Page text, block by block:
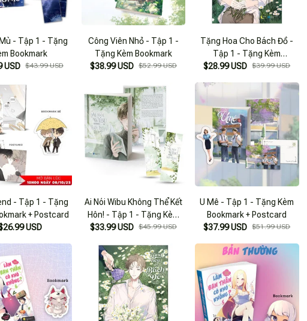
- Tập 1 - Tặng
Bookmark
USD $43.99 USD
Công Viên Nhỏ - Tập 1 -
Tặng Kèm Bookmark
$38.99 USD $52.99 USD
Tặng Hoa Cho Bách Đồ -
Tập 1 - Tặng Kèm
Bookmark
$28.99 USD $39.99 USD
- Tập 1 - Tặng
+ Postcard
USD
Ai Nói Wibu Không Thể Kết
Hôn! - Tập 1 - Tặng Kèm
Bookmark 2 Mặt
$33.99 USD $45.99 USD
U Mê - Tập 1 - Tặng Kèm
Bookmark + Postcard
$37.99 USD
$51.99 USD